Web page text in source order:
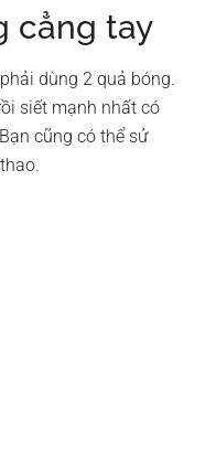
cẳng tay
dùng 2 quả bóng.
siết mạnh nhất có
cũng có thể sử